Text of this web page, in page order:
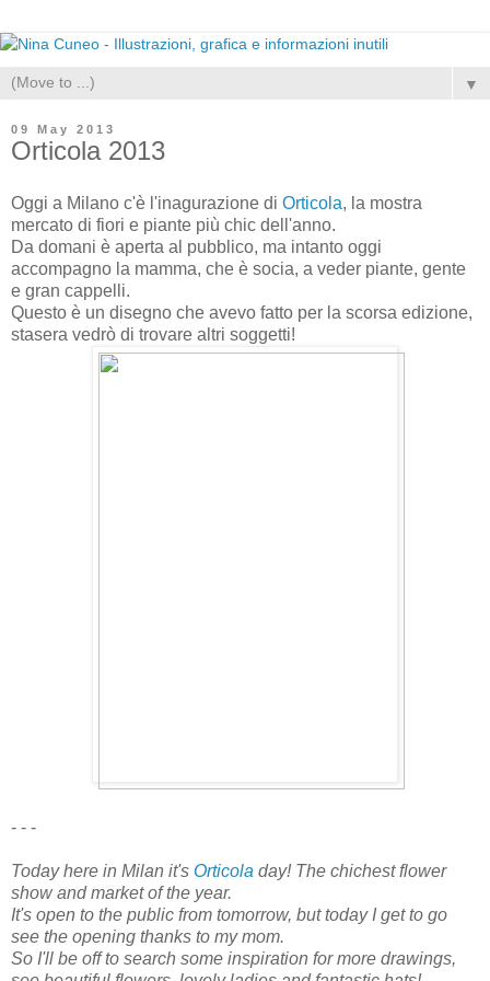
▼
09 May 2013
Orticola 2013
Oggi a Milano c'è l'inagurazione di Orticola, la mostra
mercato di fiori e piante più chic dell'anno.
Da domani è aperta al pubblico, ma intanto oggi
accompagno la mamma, che è socia, a veder piante, gente
e gran cappelli.
Questo è un disegno che avevo fatto per la scorsa edizione,
stasera vedrò di trovare altri soggetti!
- - -
Today here in Milan it's Orticola day! The chichest flower
show and market of the year.
It's open to the public from tomorrow, but today I get to go
see the opening thanks to my mom.
So I'll be off to search some inspiration for more drawings,